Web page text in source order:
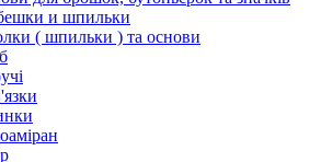
и шпильки
( шпильки ) та основи